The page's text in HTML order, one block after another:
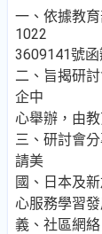
一、依據教
1022
3609141號函
二、旨揭研
企中
心舉辦，由
三、研討會
請美
國、日本及
心服務學習
義、社區網